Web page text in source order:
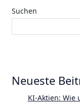
Suchen
Neueste
KI-Aktien: Wie